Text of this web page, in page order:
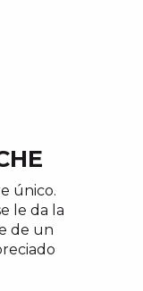
único.
le da la
de un